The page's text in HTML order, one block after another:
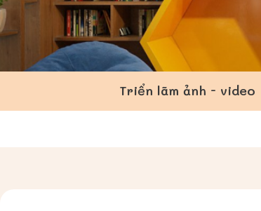
Triển lãm ảnh - video